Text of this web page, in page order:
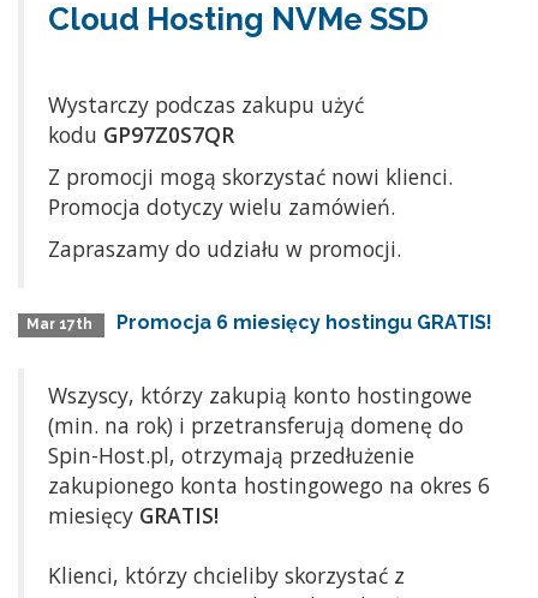
Cloud Hosting NVMe SSD
Wystarczy podczas zakupu użyć
kodu GP97Z0S7QR
Z promocji mogą skorzystać nowi klienci.
Promocja dotyczy wielu zamówień.
Zapraszamy do udziału w promocji.
Mar 17th Promocja 6 miesięcy hostingu GRATIS!
Wszyscy, którzy zakupią konto hostingowe
(min. na rok) i przetransferują domenę do
Spin-Host.pl, otrzymają przedłużenie
zakupionego konta hostingowego na okres 6
miesięcy GRATIS!
Klienci, którzy chcieliby skorzystać z